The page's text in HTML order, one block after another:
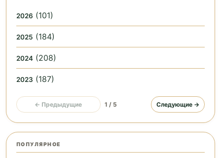
2026 (101)
2025 (184)
2024 (208)
2023 (187)
← Предыдущие 1 / 5 Следующие →
ПОПУЛЯРНОЕ